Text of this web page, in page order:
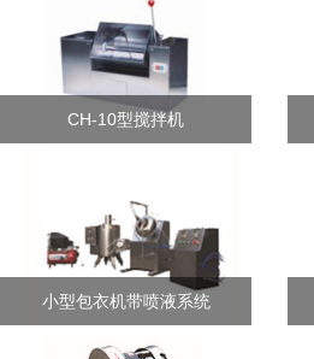
CH-10型搅拌机
小型包衣机带喷液系统